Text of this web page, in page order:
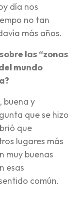
día nos
no tan
más años.
las “zonas
mundo
buena y
que se hizo
que
lugares más
muy buenas
esas
común.